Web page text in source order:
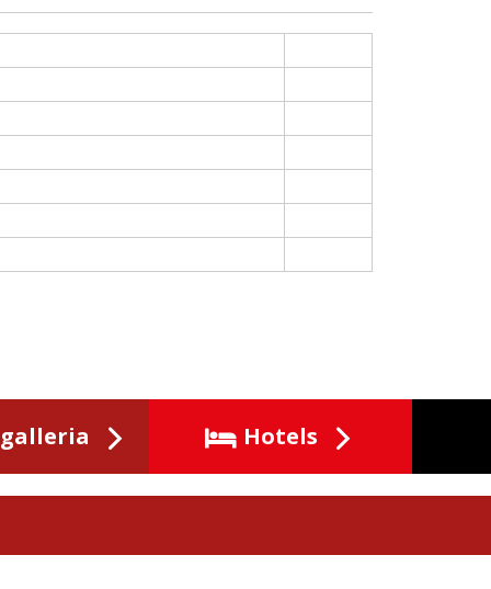
galleria Hotels